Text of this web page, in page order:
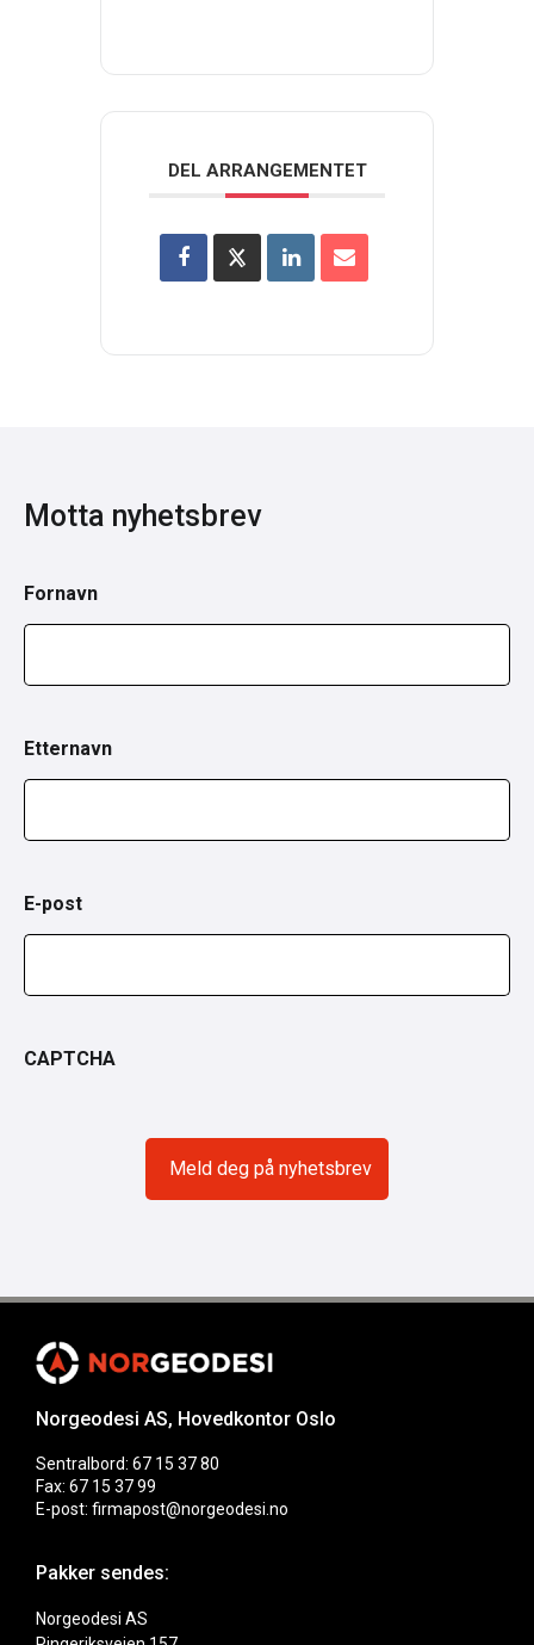
DEL ARRANGEMENTET
Motta nyhetsbrev
Fornavn
Etternavn
E-post
CAPTCHA
Norgeodesi AS, Hovedkontor Oslo
Sentralbord: 67 15 37 80
Fax: 67 15 37 99
E-post: firmapost@norgeodesi.no
Pakker sendes:
Norgeodesi AS